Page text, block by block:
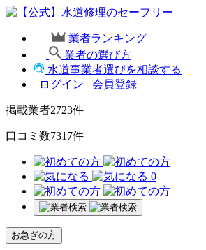
業者ランキング
業者の選び方
水道事業者選びを相談する
ログイン
会員登録
掲載業者2723件
口コミ数7317件
0
お急ぎの方